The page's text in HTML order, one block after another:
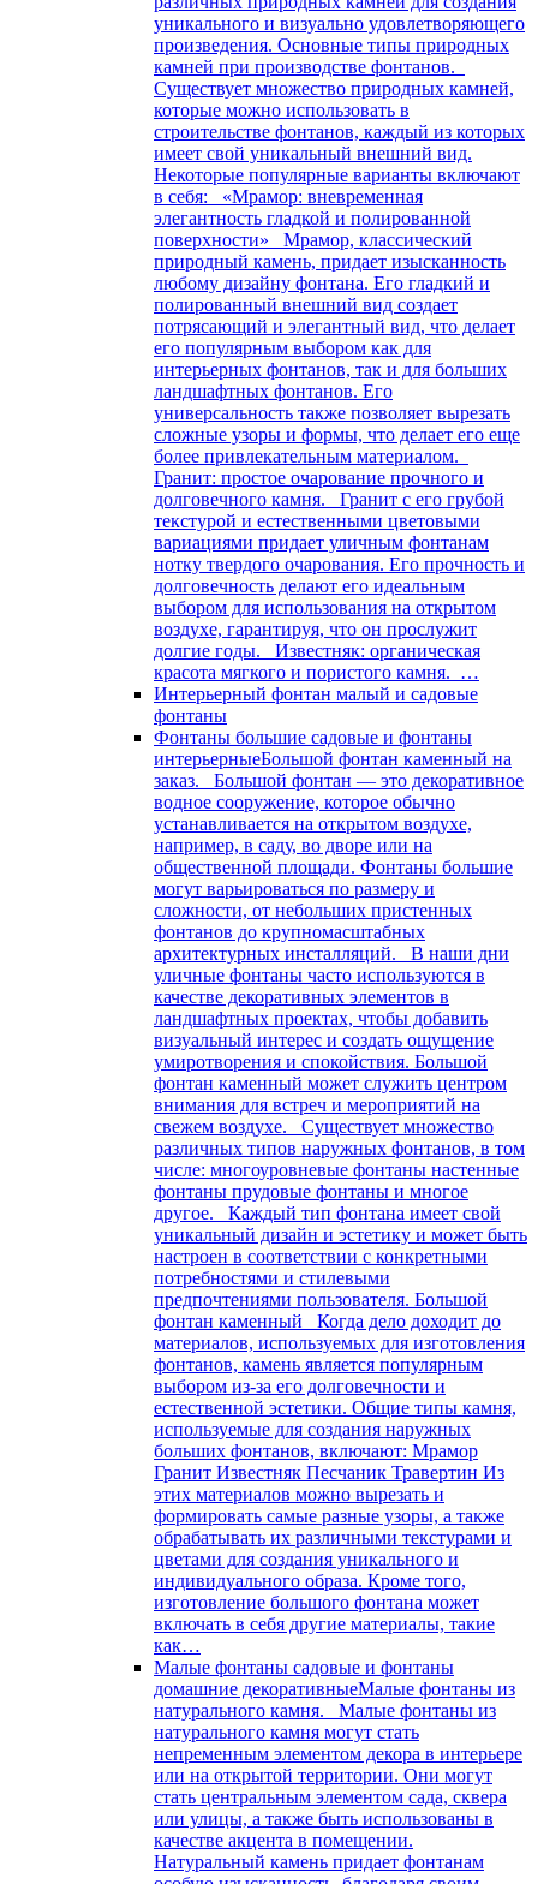
уникального и визуально удовлетворяющего
произведения. Основные типы природных
камней при производстве фонтанов.
Существует множество природных камней,
которые можно использовать в
строительстве фонтанов, каждый из которых
имеет свой уникальный внешний вид.
Некоторые популярные варианты включают
в себя: «Мрамор: вневременная
элегантность гладкой и полированной
поверхности» Мрамор, классический
природный камень, придает изысканность
любому дизайну фонтана. Его гладкий и
полированный внешний вид создает
потрясающий и элегантный вид, что делает
его популярным выбором как для
интерьерных фонтанов, так и для больших
ландшафтных фонтанов. Его
универсальность также позволяет вырезать
сложные узоры и формы, что делает его еще
более привлекательным материалом.
Гранит: простое очарование прочного и
долговечного камня. Гранит с его грубой
текстурой и естественными цветовыми
вариациями придает уличным фонтанам
нотку твердого очарования. Его прочность и
долговечность делают его идеальным
выбором для использования на открытом
воздухе, гарантируя, что он прослужит
долгие годы. Известняк: органическая
красота мягкого и пористого камня. …
Интерьерный фонтан малый и садовые
фонтаны
Фонтаны большие садовые и фонтаны
интерьерныеБольшой фонтан каменный на
заказ. Большой фонтан — это декоративное
водное сооружение, которое обычно
устанавливается на открытом воздухе,
например, в саду, во дворе или на
общественной площади. Фонтаны большие
могут варьироваться по размеру и
сложности, от небольших пристенных
фонтанов до крупномасштабных
архитектурных инсталляций. В наши дни
уличные фонтаны часто используются в
качестве декоративных элементов в
ландшафтных проектах, чтобы добавить
визуальный интерес и создать ощущение
умиротворения и спокойствия. Большой
фонтан каменный может служить центром
внимания для встреч и мероприятий на
свежем воздухе. Существует множество
различных типов наружных фонтанов, в том
числе: многоуровневые фонтаны настенные
фонтаны прудовые фонтаны и многое
другое. Каждый тип фонтана имеет свой
уникальный дизайн и эстетику и может быть
настроен в соответствии с конкретными
потребностями и стилевыми
предпочтениями пользователя. Большой
фонтан каменный Когда дело доходит до
материалов, используемых для изготовления
фонтанов, камень является популярным
выбором из-за его долговечности и
естественной эстетики. Общие типы камня,
используемые для создания наружных
больших фонтанов, включают: Мрамор
Гранит Известняк Песчаник Травертин Из
этих материалов можно вырезать и
формировать самые разные узоры, а также
обрабатывать их различными текстурами и
цветами для создания уникального и
индивидуального образа. Кроме того,
изготовление большого фонтана может
включать в себя другие материалы, такие
как…
Малые фонтаны садовые и фонтаны
домашние декоративныеМалые фонтаны из
натурального камня. Малые фонтаны из
натурального камня могут стать
непременным элементом декора в интерьере
или на открытой территории. Они могут
стать центральным элементом сада, сквера
или улицы, а также быть использованы в
качестве акцента в помещении.
Натуральный камень придает фонтанам